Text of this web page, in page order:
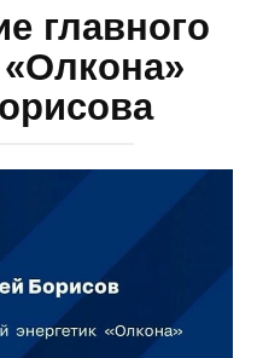
главного
«Олкона»